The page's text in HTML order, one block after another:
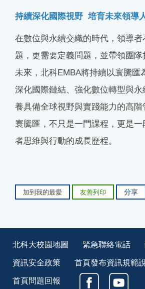
持續深化國際視野 培育未來領導
在數位與永續交織的時代，領導者
題，更需要定義問題，並帶領團隊
未來，北科EMBA將持續以寰騰匯
深化國際鏈結、強化數位轉型與
養具備全球視野與實踐能力的高階
寰騰匯，不只是一門課程，更是
者思維與行動的成長歷程。
加到我的最愛 友善列印 分享
北科大校園地圖 緊急聯絡電話
資訊安全政策 首頁發布資訊規範
首頁問題回報